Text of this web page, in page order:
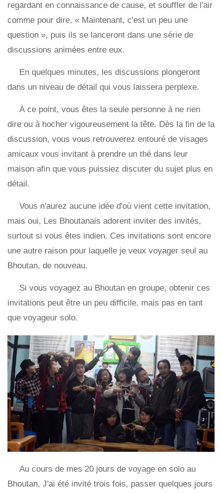
regardant en connaissance de cause, et souffler de l'air
comme pour dire, « Maintenant, c'est un peu une
question », puis ils se lanceront dans une série de
discussions animées entre eux.
En quelques minutes, les discussions plongeront
dans un niveau de détail qui vous laissera perplexe.
À ce point, vous êtes la seule personne à ne rien
dire ou à hocher vigoureusement la tête. Dès la fin de la
discussion, vous vous retrouverez entouré de visages
amicaux vous invitant à prendre un thé dans leur
maison afin que vous puissiez discuter du sujet plus en
détail.
Vous n'aurez aucune idée d'où vient cette invitation,
mais oui, Les Bhoutanais adorent inviter des invités,
surtout si vous êtes indien. Ces invitations sont encore
une autre raison pour laquelle je veux voyager seul au
Bhoutan, de nouveau.
Si vous voyagez au Bhoutan en groupe, obtenir ces
invitations peut être un peu difficile, mais pas en tant
que voyageur solo.
Au cours de mes 20 jours de voyage en solo au
Bhoutan, J'ai été invité trois fois, passer quelques jours